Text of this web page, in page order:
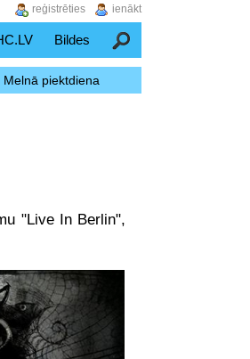
Bildes Meklēšana
Melnā piektdiena
"Live In Berlin",
ienākt
reģistrēties